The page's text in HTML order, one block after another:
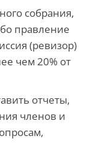
собрания,
правление
(ревизор)
чем 20% от
отчеты,
членов и